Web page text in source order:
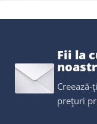
Fii la
prețuri